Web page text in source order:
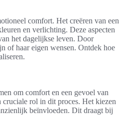
comfort. Het creëren van een
en verlichting. Deze aspecten
het dagelijkse leven. Door
of haar eigen wensen. Ontdek hoe
om comfort en een gevoel van
cruciale rol in dit proces. Het kiezen
beïnvloeden. Dit draagt bij